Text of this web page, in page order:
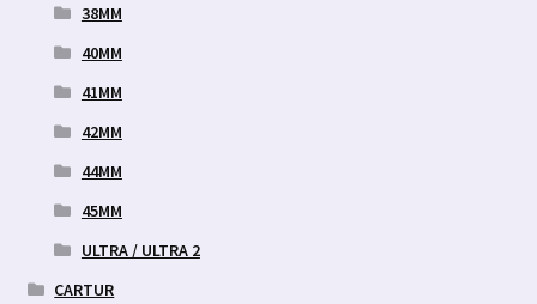
38MM
40MM
41MM
42MM
44MM
45MM
ULTRA / ULTRA 2
CARTUR